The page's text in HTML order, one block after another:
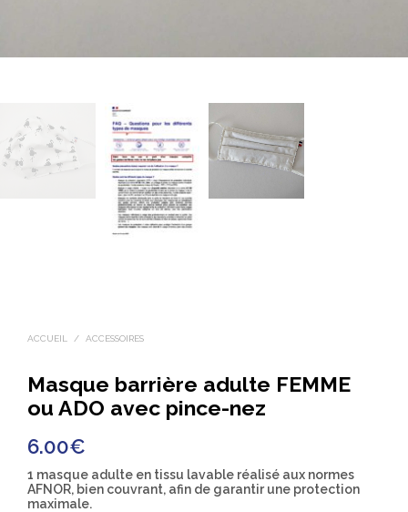
ACCUEIL / ACCESSOIRES
Masque barrière adulte FEMME
ou ADO avec pince-nez
6.00€
1 masque adulte en tissu lavable réalisé aux normes
AFNOR, bien couvrant, afin de garantir une protection
maximale.